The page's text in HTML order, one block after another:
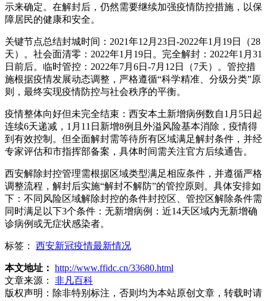
示来确定。在解封后，仍然需要继续加强疫情防控措施，以保
障居民的健康和安全。
关键节点总结封城时间：2021年12月23日-2022年1月19日（28
天）。社会面清零：2022年1月19日。完全解封：2022年1月31
日前后。临时管控：2022年7月6日-7月12日（7天）。管控措
施根据疫情发展动态调整，严格遵循“科学精准、分级分类”原
则，最终实现疫情防控与社会秩序的平衡。
疫情整体向好但未完全结束：西安本土新增病例数自1月5日起
连续6天递减，1月11日新增8例且外溢风险基本消除，疫情得
到有效控制。但全面解封需等待所有区域满足解封条件，并经
专家评估和市指挥部备案，具体时间需关注官方后续通告。
西安解除封控管理需根据区域类型满足相应条件，并遵循严格
调整流程，解封后实施“解封不解防”的管控原则。具体安排如
下：不同风险区域解除封控的条件封控区、管控区解除条件需
同时满足以下3个条件：无新增病例：近14天区域内无新增确
诊病例或无症状感染者。
标签： 西安新冠疫情最新情况
本文地址： http://www.ffidc.cn/33680.html
文章来源：
非凡百科
版权声明： 除非特别标注，否则均为本站原创文章，转载时请